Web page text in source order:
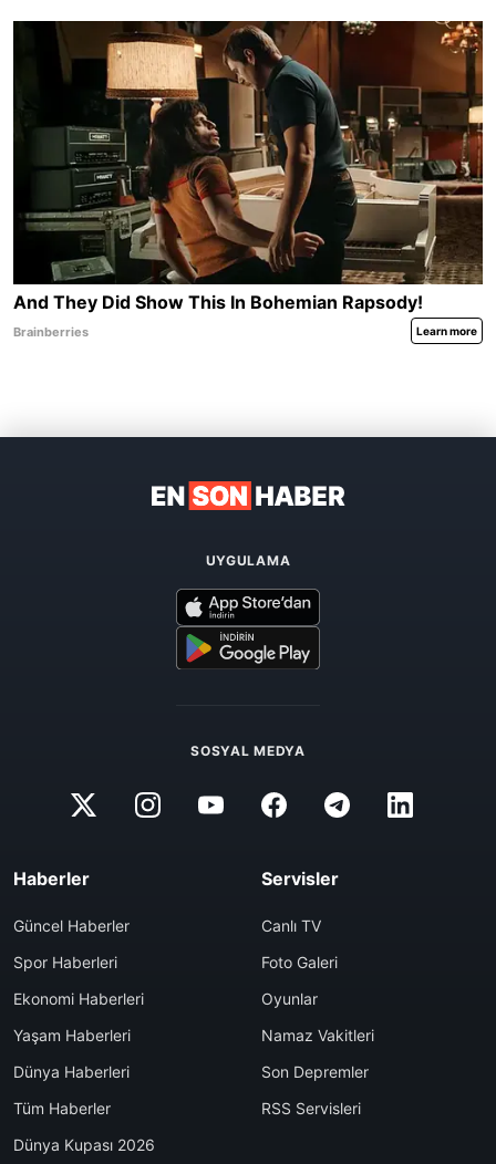
UYGULAMA
SOSYAL MEDYA
Haberler
Güncel Haberler
Spor Haberleri
Ekonomi Haberleri
Yaşam Haberleri
Dünya Haberleri
Tüm Haberler
Dünya Kupası 2026
Servisler
Canlı TV
Foto Galeri
Oyunlar
Namaz Vakitleri
Son Depremler
RSS Servisleri